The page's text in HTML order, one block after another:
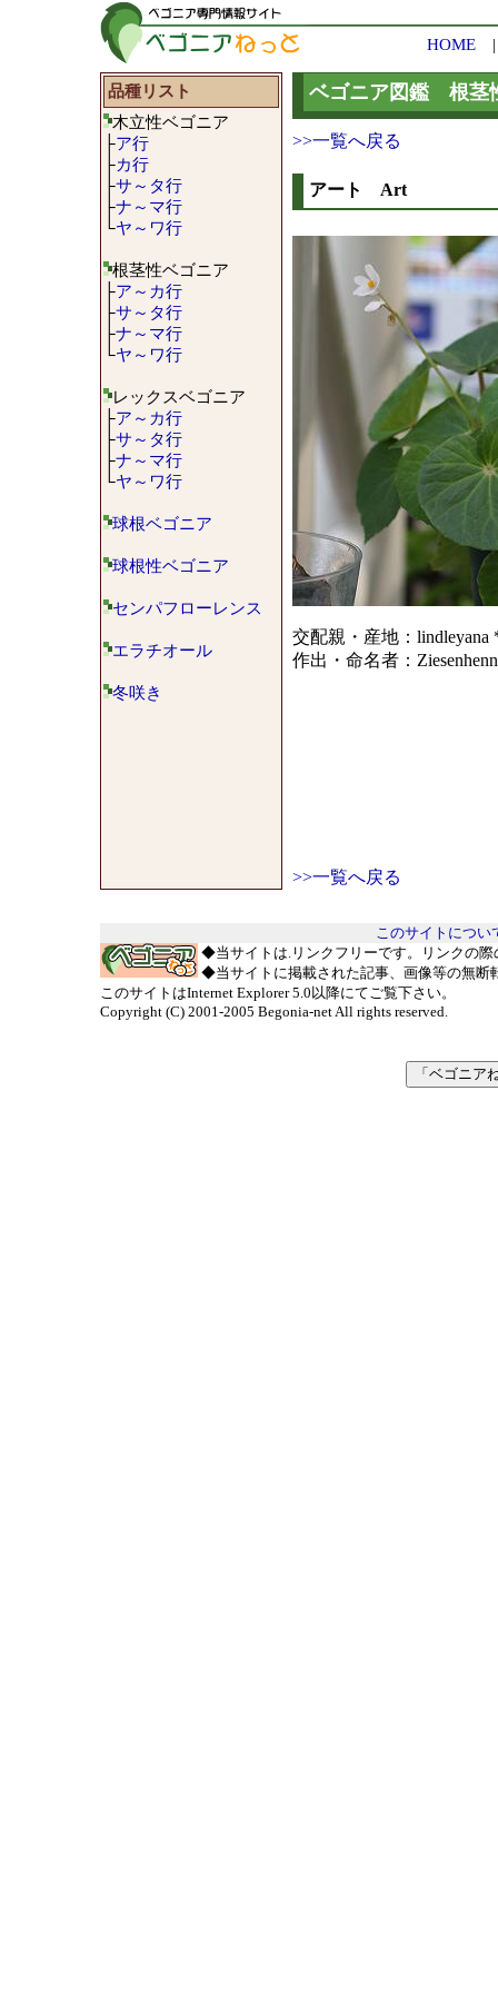
HOME
品種リスト
木立性ベゴニア
├ア行
├カ行
├サ～タ行
├ナ～マ行
└ヤ～ワ行
根茎性ベゴニア
├ア～カ行
├サ～タ行
├ナ～マ行
└ヤ～ワ行
レックスベゴニア
├ア～カ行
├サ～タ行
├ナ～マ行
└ヤ～ワ行
球根ベゴニア
球根性ベゴニア
センパフローレンス
エラチオール
冬咲き
ベゴニア図鑑 根茎
>>一覧へ戻る
アート Art
交配親・産地：lindleyana
作出・命名者：
>>一覧へ戻る
このサイトについ
◆当サイトは. リンクフリーです。リンクの
◆当サイトに掲載された記事、画像等の無断
このサイトはInternet Explorer 5.0以降にてご覧下さい。
Copyright (C) 2001-2005 Begonia-net All rights reserved.